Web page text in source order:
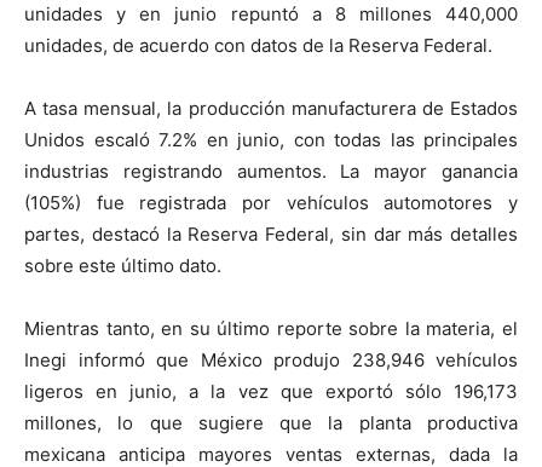
unidades y en junio repuntó a 8 millones 440,000
unidades, de acuerdo con datos de la Reserva Federal.
A tasa mensual, la producción manufacturera de Estados
Unidos escaló 7.2% en junio, con todas las principales
industrias registrando aumentos. La mayor ganancia
(105%) fue registrada por vehículos automotores y
partes, destacó la Reserva Federal, sin dar más detalles
sobre este último dato.
Mientras tanto, en su último reporte sobre la materia, el
Inegi informó que México produjo 238,946 vehículos
ligeros en junio, a la vez que exportó sólo 196,173
millones, lo que sugiere que la planta productiva
mexicana anticipa mayores ventas externas, dada la